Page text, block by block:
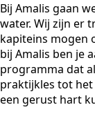
Bij Amalis gaan
water. Wij zijn er
kapiteins mogen
bij Amalis ben je
programma dat
praktijkles tot
een gerust hart